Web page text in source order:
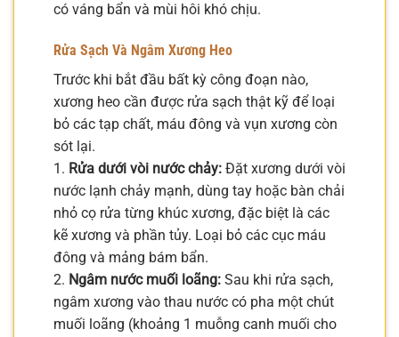
có váng bẩn và mùi hôi khó chịu.
Rửa Sạch Và Ngâm Xương Heo
Trước khi bắt đầu bất kỳ công đoạn nào,
xương heo cần được rửa sạch thật kỹ để loại
bỏ các tạp chất, máu đông và vụn xương còn
sót lại.
1. Rửa dưới vòi nước chảy: Đặt xương dưới vòi
nước lạnh chảy mạnh, dùng tay hoặc bàn chải
nhỏ cọ rửa từng khúc xương, đặc biệt là các
kẽ xương và phần tủy. Loại bỏ các cục máu
đông và mảng bám bẩn.
2. Ngâm nước muối loãng: Sau khi rửa sạch,
ngâm xương vào thau nước có pha một chút
muối loãng (khoảng 1 muỗng canh muối cho